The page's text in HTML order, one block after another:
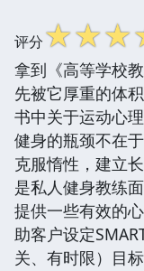
评分☆☆☆
拿到《高等学校
先被它厚重的体
书中关于运动心
健身的瓶颈不在
克服惰性，建立
是私人健身教练
提供一些有效的
助客户设定
关、有时限）目